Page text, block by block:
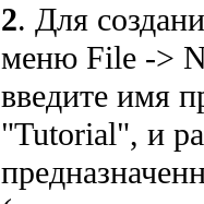
2. Для
меню File ->
введите имя
"Tutorial", и